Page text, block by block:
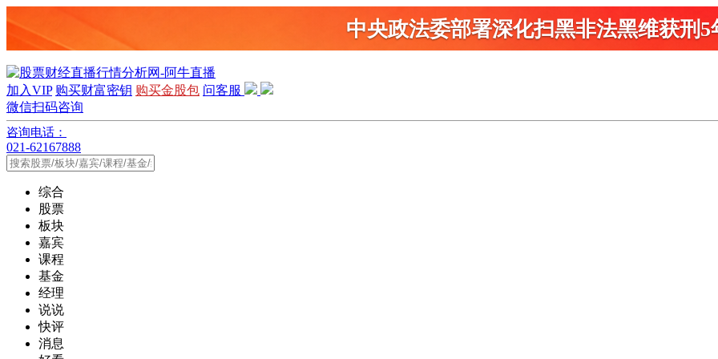
中央政法委部署深化扫黑非法黑维获刑5
加入VIP 购买财富密钥 购买金股包 问客服
微信扫码咨询
咨询电话：
021-62167888
综合
股票
板块
嘉宾
课程
基金
经理
说说
快评
消息